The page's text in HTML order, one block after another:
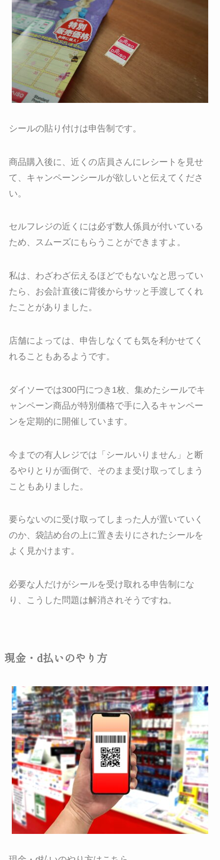
シールの貼り付けは申告制です。
商品購入後に、近くの店員さんにレシートを見せ
て、キャンペーンシールが欲しいと伝えてくださ
い。
セルフレジの近くには必ず数人係員が付いている
ため、スムーズにもらうことができますよ。
私は、わざわざ伝えるほどでもないなと思ってい
たら、お会計直後に背後からサッと手渡してくれ
たことがありました。
店舗によっては、申告しなくても気を利かせてく
れることもあるようです。
ダイソーでは300円につき1枚、集めたシールでキ
ャンペーン商品が特別価格で手に入るキャンペー
ンを定期的に開催しています。
今までの有人レジでは「シールいりません」と断
るやりとりが面倒で、そのまま受け取ってしまう
こともありました。
要らないのに受け取ってしまった人が置いていく
のか、袋詰め台の上に置き去りにされたシールを
よく見かけます。
必要な人だけがシールを受け取れる申告制にな
り、こうした問題は解消されそうですね。
現金・d払いのやり方